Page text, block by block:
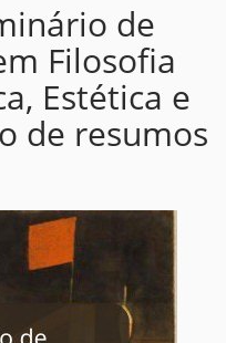
de
Filosofia
Estética e
de resumos